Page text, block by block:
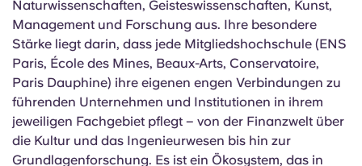
Doppelabschlüsse: Ja – Partnerschaften mit
Harvard, Oxford und Cambridge
Die PSL zeichnet sich in den Bereichen
Naturwissenschaften, Geisteswissenschaften, Kunst,
Management und Forschung aus. Ihre besondere
Stärke liegt darin, dass jede Mitgliedshochschule (ENS
Paris, École des Mines, Beaux-Arts, Conservatoire,
Paris Dauphine) ihre eigenen engen Verbindungen zu